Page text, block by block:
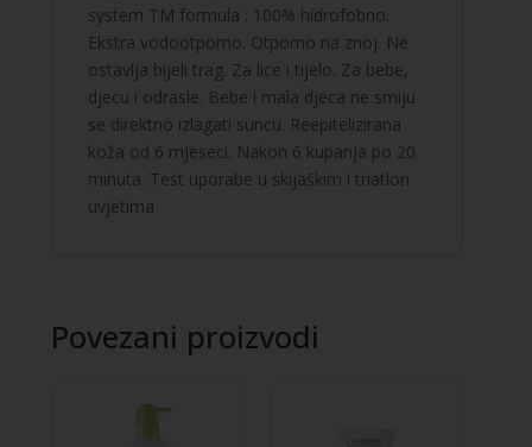
system TM formula : 100% hidrofobno.
Ekstra vodootporno. Otporno na znoj. Ne
ostavlja bijeli trag. Za lice i tijelo. Za bebe,
djecu i odrasle. Bebe i mala djeca ne smiju
se direktno izlagati suncu. Reepitelizirana
koža od 6 mjeseci. Nakon 6 kupanja po 20
minuta. Test uporabe u skijaškim i triatlon
uvjetima
Povezani proizvodi